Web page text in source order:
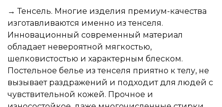
→ Тенсель. Многие изделия премиум-качества
изготавливаются именно из тенселя.
Инновационный современный материал
обладает невероятной мягкостью,
шелковистостью и характерным блеском.
Постельное белье из тенселя приятно к телу, не
вызывает раздражений и подходит для людей с
чувствительной кожей. Прочное и